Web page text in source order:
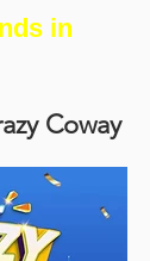
in
Coway